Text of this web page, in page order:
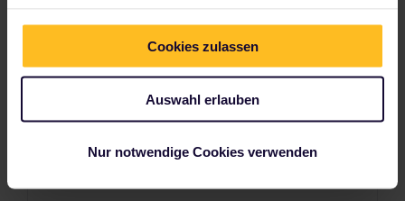
Cookies zulassen
Auswahl erlauben
Nur notwendige Cookies verwenden
Großbritannien
Griechenland (Festland)